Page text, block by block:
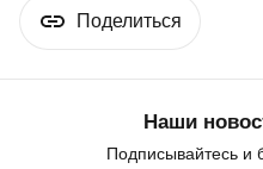
Поделиться
Наши
Подписывайтесь и